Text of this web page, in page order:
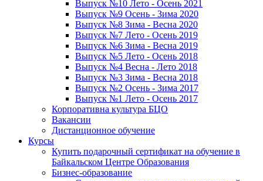
Выпуск №10 Лето - Осень 2021
Выпуск №9 Осень - Зима 2020
Выпуск №8 Зима - Весна 2020
Выпуск №7 Лето - Осень 2019
Выпуск №6 Зима - Весна 2019
Выпуск №5 Лето - Осень 2018
Выпуск №4 Весна - Лето 2018
Выпуск №3 Зима - Весна 2018
Выпуск №2 Осень - Зима 2017
Выпуск №1 Лето - Осень 2017
Корпоративна культура БЦО
Вакансии
Дистанционное обучение
Курсы
Купить подарочный сертификат на обучение в
Байкальском Центре Образования
Бизнес-образование